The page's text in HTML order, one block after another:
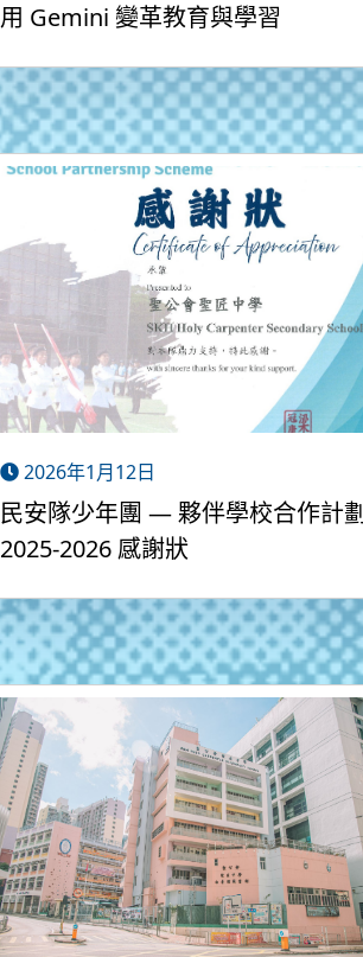
用 Gemini 變革教育與學習
2026年1月12日
民安隊少年團 — 夥伴學校合作計劃
2025-2026 感謝狀